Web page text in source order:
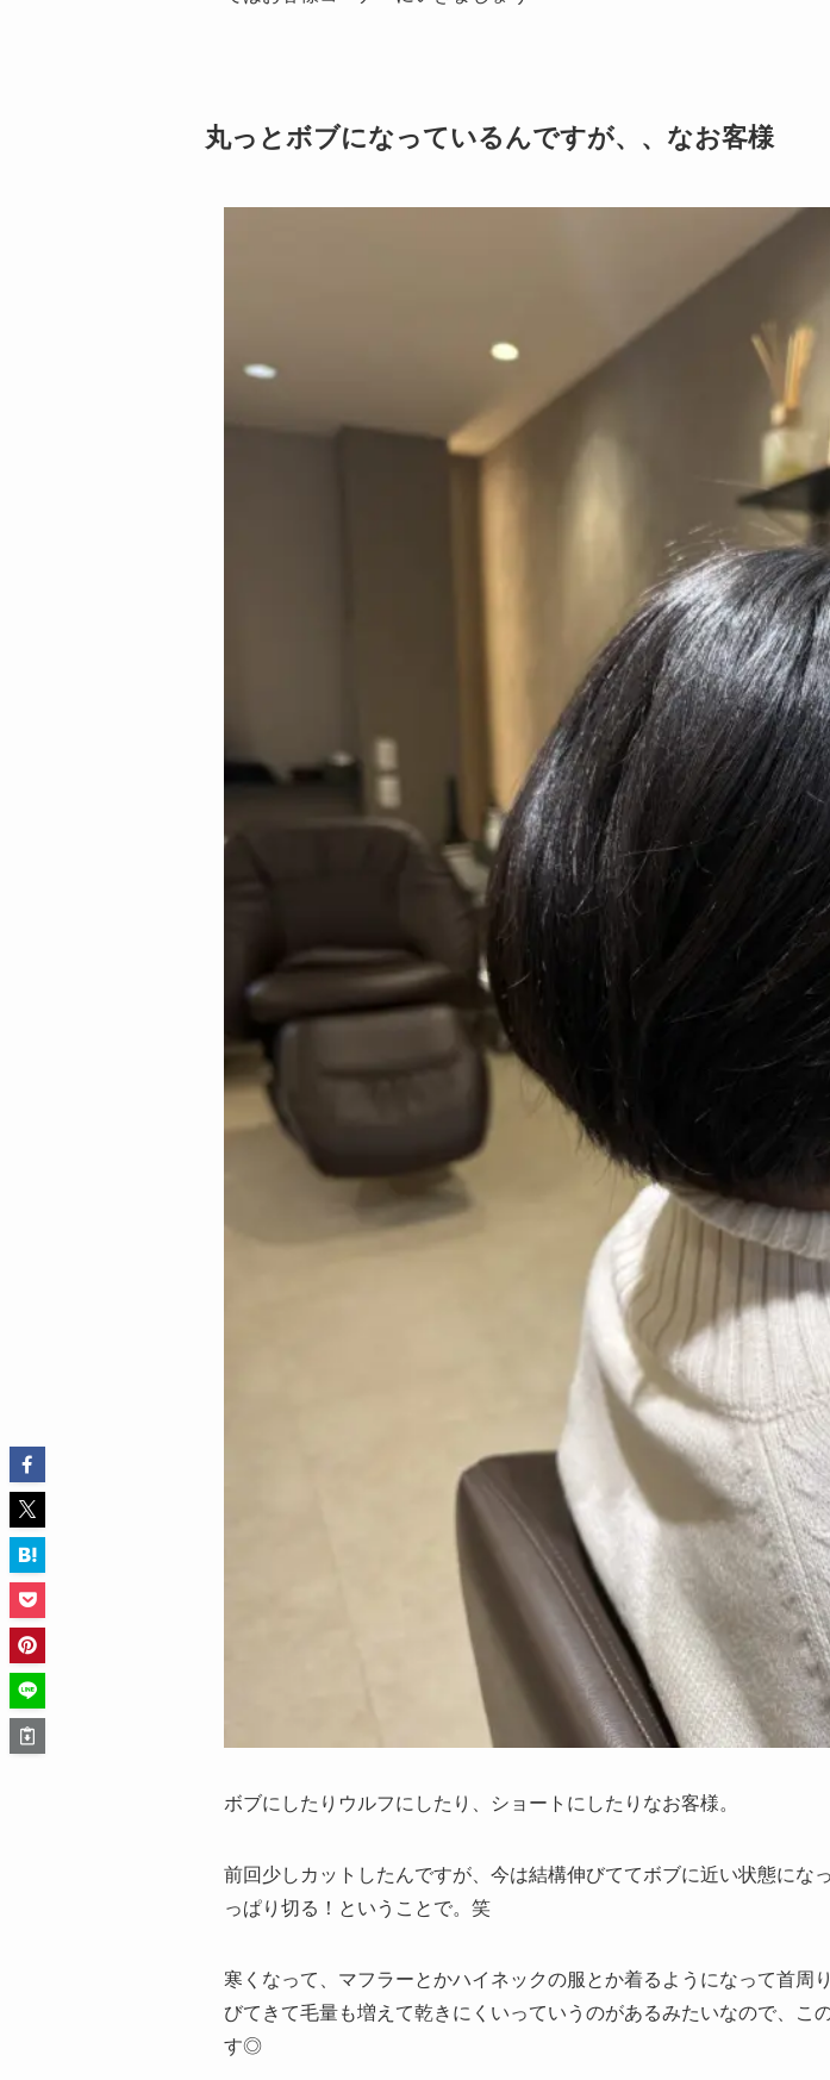
丸っとボブになっているんですが、、なお客様
ボブにしたりウルフにしたり、ショートにしたりなお客様。
前回少しカットしたんですが、今は結構伸びててボブに近い状態に
っぱり切る！ということで。笑
寒くなって、マフラーとかハイネックの服とか着るようになって首
びてきて毛量も増えて乾きにくいっていうのがあるみたいなので、
す◎